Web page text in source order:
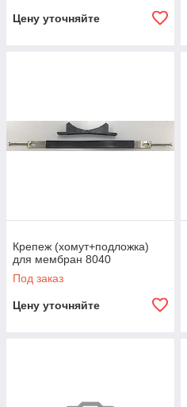
Цену уточняйте
Крепеж (хомут+подложка)
для мембран 8040
Под заказ
Цену уточняйте